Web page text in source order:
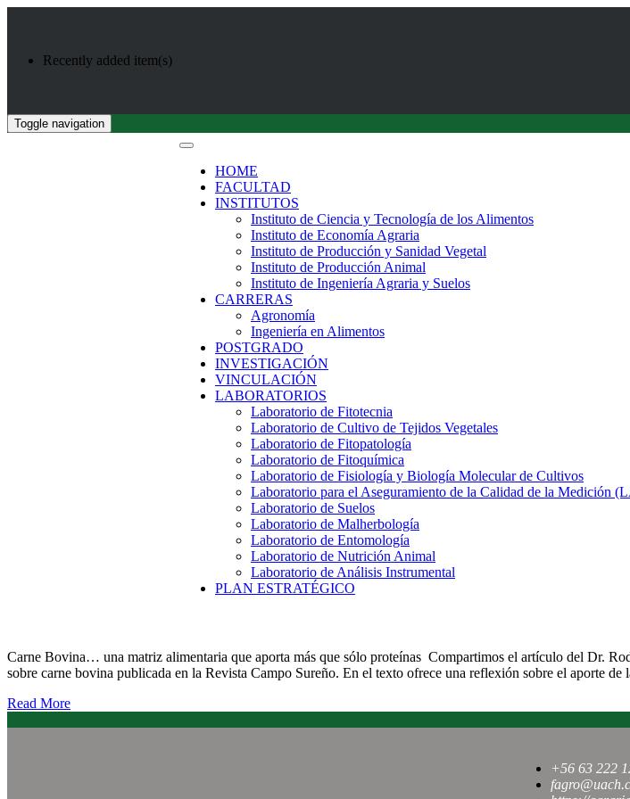
Recently added item(s)
Toggle navigation
HOME
FACULTAD
INSTITUTOS
Instituto de Ciencia y Tecnología de los Alimentos
Instituto de Economía Agraria
Instituto de Producción y Sanidad Vegetal
Instituto de Producción Animal
Instituto de Ingeniería Agraria y Suelos
CARRERAS
Agronomía
Ingeniería en Alimentos
POSTGRADO
INVESTIGACIÓN
VINCULACIÓN
LABORATORIOS
Laboratorio de Fitotecnia
Laboratorio de Cultivo de Tejidos Vegetales
Laboratorio de Fitopatología
Laboratorio de Fitoquímica
Laboratorio de Fisiología y Biología Molecular de Cultivos
Laboratorio para el Aseguramiento de la Calidad de la Medición
Laboratorio de Suelos
Laboratorio de Malherbología
Laboratorio de Entomología
Laboratorio de Nutrición Animal
Laboratorio de Análisis Instrumental
PLAN ESTRATÉGICO
Carne Bovina… una matriz alimentaria que aporta más que sólo proteínas Compartimos el artículo del Dr.
sobre carne bovina publicada en la Revista Campo Sureño. En el texto ofrece una reflexión sobre el aporte de
Read More
+56 63 222